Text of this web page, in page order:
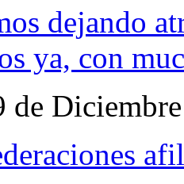
dejando
ya, con
de